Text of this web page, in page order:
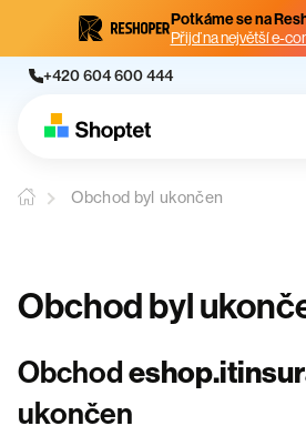
Potkáme se na
Přijď na největší e-
+420 604 600 444
Obchod byl ukončen
Obchod byl
Obchod
ukončen